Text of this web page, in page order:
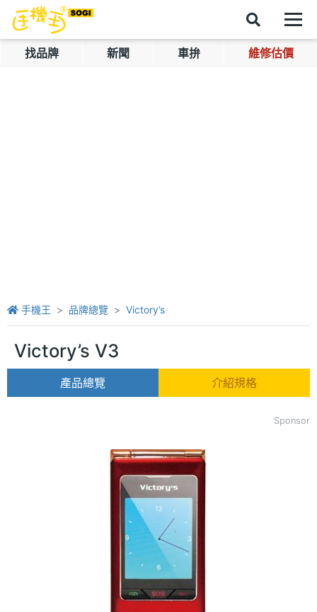
找品牌 新聞 車拚 維修估價
手機王 品牌總覽 Victory’s
Victory’s V3
產品總覽 介紹規格
Sponsor